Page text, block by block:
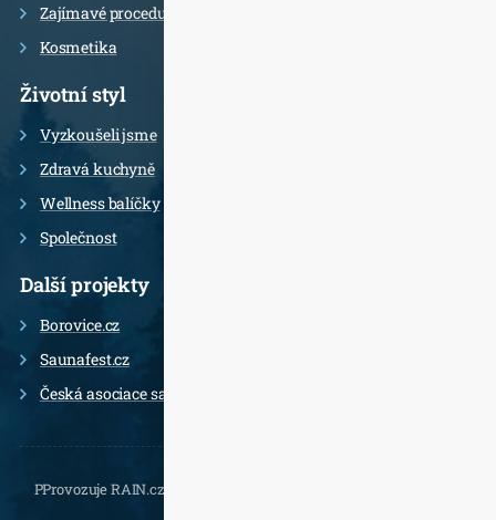
Zajímavé procedury
Kosmetika
Životní styl
Vyzkoušeli jsme
Zdravá kuchyně
Wellness balíčky
Společnost
Další projekty
Borovice.cz
Saunafest.cz
Česká asociace saunérů
PProvozuje RAIN.cz, Daliborova 22a, 102 00 Praha 10 - Hostivař,